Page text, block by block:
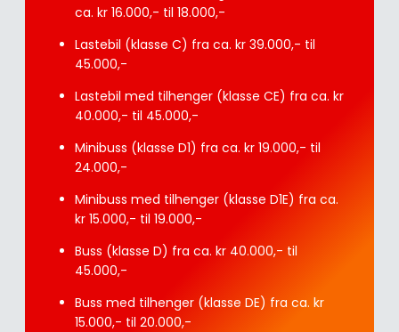
ca. kr 16.000,- til 18.000,-
Lastebil (klasse C) fra ca. kr 39.000,- til
45.000,-
Lastebil med tilhenger (klasse CE) fra ca. kr
40.000,- til 45.000,-
Minibuss (klasse D1) fra ca. kr 19.000,- til
24.000,-
Minibuss med tilhenger (klasse D1E) fra ca.
kr 15.000,- til 19.000,-
Buss (klasse D) fra ca. kr 40.000,- til
45.000,-
Buss med tilhenger (klasse DE) fra ca. kr
15.000,- til 20.000,-